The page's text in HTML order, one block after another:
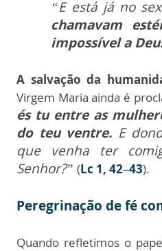
“E está já no
chamavam
impossível a
A salvação da
Virgem Maria ainda é
és tu entre as
do teu ventre. E
que venha ter
Senhor?” (Lc 1, 42–43).
Peregrinação de fé
Quando refletimos o